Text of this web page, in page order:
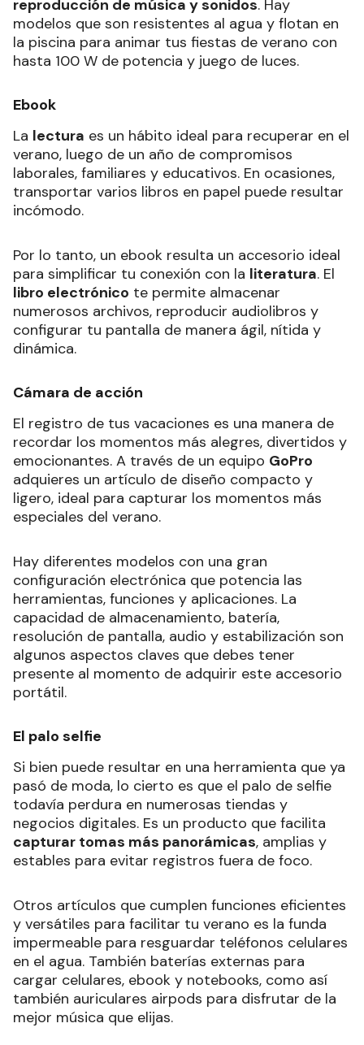
reproducción de música y sonidos. Hay
modelos que son resistentes al agua y flotan en
la piscina para animar tus fiestas de verano con
hasta 100 W de potencia y juego de luces.
Ebook
La lectura es un hábito ideal para recuperar en el
verano, luego de un año de compromisos
laborales, familiares y educativos. En ocasiones,
transportar varios libros en papel puede resultar
incómodo.
Por lo tanto, un ebook resulta un accesorio ideal
para simplificar tu conexión con la literatura. El
libro electrónico te permite almacenar
numerosos archivos, reproducir audiolibros y
configurar tu pantalla de manera ágil, nítida y
dinámica.
Cámara de acción
El registro de tus vacaciones es una manera de
recordar los momentos más alegres, divertidos y
emocionantes. A través de un equipo GoPro
adquieres un artículo de diseño compacto y
ligero, ideal para capturar los momentos más
especiales del verano.
Hay diferentes modelos con una gran
configuración electrónica que potencia las
herramientas, funciones y aplicaciones. La
capacidad de almacenamiento, batería,
resolución de pantalla, audio y estabilización son
algunos aspectos claves que debes tener
presente al momento de adquirir este accesorio
portátil.
El palo selfie
Si bien puede resultar en una herramienta que ya
pasó de moda, lo cierto es que el palo de selfie
todavía perdura en numerosas tiendas y
negocios digitales. Es un producto que facilita
capturar tomas más panorámicas, amplias y
estables para evitar registros fuera de foco.
Otros artículos que cumplen funciones eficientes
y versátiles para facilitar tu verano es la funda
impermeable para resguardar teléfonos celulares
en el agua. También baterías externas para
cargar celulares, ebook y notebooks, como así
también auriculares airpods para disfrutar de la
mejor música que elijas.